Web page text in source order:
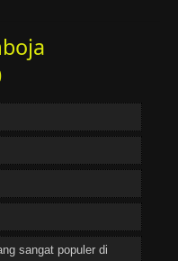
sangat populer di